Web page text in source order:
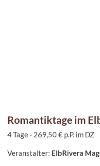
Romantiktage im
4 Tage - 269,50 € p.P. im DZ
Veranstalter: ElbRivera